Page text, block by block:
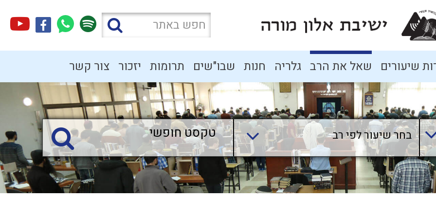
שיעורים שאל את הרב גלריה חנות שבו"שים תרומות יזכור צור קשר
בחר שיעור לפי רב